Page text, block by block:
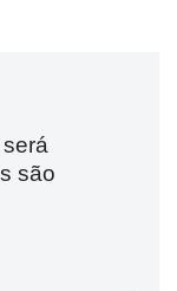
são